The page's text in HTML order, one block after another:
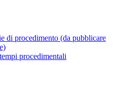
di procedimento (da pubblicare
procedimentali